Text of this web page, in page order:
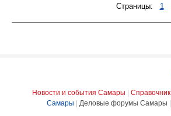
Страницы: 1
Новости и события Самары
Самары
Деловые форумы Самары